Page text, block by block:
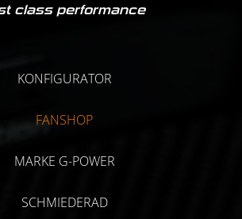
class performance
KONFIGURATOR
FANSHOP
MARKE G-POWER
SCHMIEDERAD